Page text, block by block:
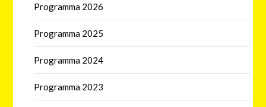
Programma 2026
Programma 2025
Programma 2024
Programma 2023